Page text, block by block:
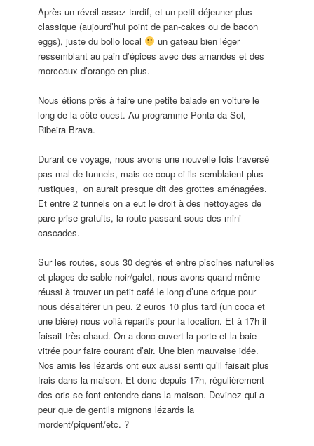
Après un réveil assez tardif, et un petit déjeuner plus
classique (aujourd’hui point de pan-cakes ou de bacon
eggs), juste du bollo local
un gateau bien léger
ressemblant au pain d’épices avec des amandes et des
morceaux d’orange en plus.
Nous étions prês à faire une petite balade en voiture le
long de la côte ouest. Au programme Ponta da Sol,
Ribeira Brava.
Durant ce voyage, nous avons une nouvelle fois traversé
pas mal de tunnels, mais ce coup ci ils semblaient plus
rustiques, on aurait presque dit des grottes aménagées.
Et entre 2 tunnels on a eut le droit à des nettoyages de
pare prise gratuits, la route passant sous des mini-
cascades.
Sur les routes, sous 30 degrés et entre piscines naturelles
et plages de sable noir/galet, nous avons quand même
réussi à trouver un petit café le long d’une crique pour
nous désaltérer un peu. 2 euros 10 plus tard (un coca et
une bière) nous voilà repartis pour la location. Et à 17h il
faisait très chaud. On a donc ouvert la porte et la baie
vitrée pour faire courant d’air. Une bien mauvaise idée.
Nos amis les lézards ont eux aussi senti qu’il faisait plus
frais dans la maison. Et donc depuis 17h, régulièrement
des cris se font entendre dans la maison. Devinez qui a
peur que de gentils mignons lézards la
mordent/piquent/etc. ?